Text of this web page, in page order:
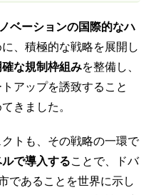
ベーションの国際的なハ
、積極的な戦略を展開し
確な規制枠組みを整備し、
アップを誘致すること
きました。
トも、その戦略の一環で
で導入することで、ドバ
であることを世界に示し